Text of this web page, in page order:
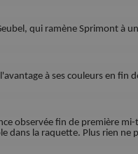
qui ramène Sprimont à
à ses couleurs en
observée fin de première
la raquette. Plus rien ne